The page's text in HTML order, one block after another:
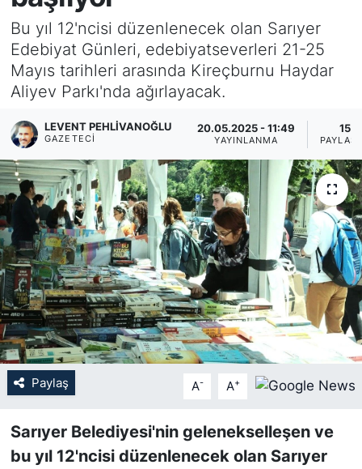
Bu yıl 12'ncisi düzenlenecek olan Sarıyer
Edebiyat Günleri, edebiyatseverleri 21-25
Mayıs tarihleri arasında Kireçburnu Haydar
Aliyev Parkı'nda ağırlayacak.
LEVENT PEHLIVANOĞLU
GAZETECI
20.05.2025 - 11:49
YAYINLANMA
15
Paylaş A- A+
Sarıyer Belediyesi'nin gelenekselleşen ve
bu yıl 12'ncisi düzenlenecek olan Sarıyer
KÖŞE YAZILARI
KÖŞE YAZILARI (Arşiv)
RÖPORTAJ
SAĞLIK
SARIYER HABERLERİ
SARIYER İMAR BARIŞI
SEKTÖR
SON DAKİKA HABERİ